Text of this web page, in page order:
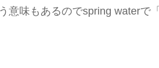
意味もあるのでspring waterで